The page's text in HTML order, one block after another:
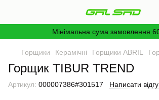
Мінімальна сума замовлення
Горщики Керамічні Горщики ABRIL
Горщик TIBUR TREND
Артикул: 000007386#301517 Написати